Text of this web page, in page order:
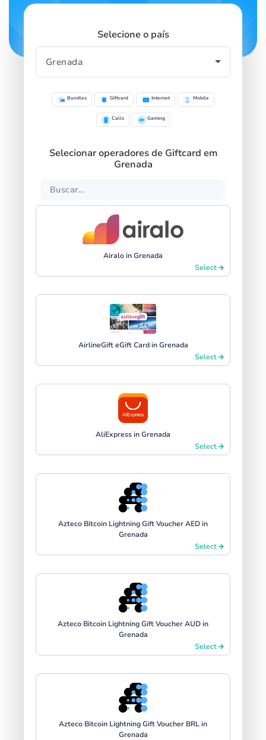
Selecione o país
Bundles Giftcard Internet Mobile
Calls Gaming
Selecionar operadores de Giftcard em
Grenada
Airalo in Grenada
Select
AirlineGift eGift Card in Grenada
Select
AliExpress in Grenada
Select
Azteco Bitcoin Lightning Gift Voucher AED in
Grenada
Select
Azteco Bitcoin Lightning Gift Voucher AUD in
Grenada
Select
Azteco Bitcoin Lightning Gift Voucher BRL in
Grenada